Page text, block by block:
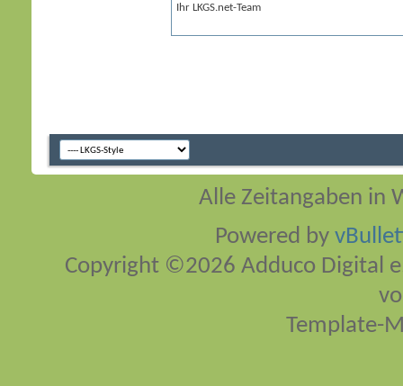
Ihr LKGS.net-Team
Alle Zeitangaben in
Powered by
Copyright ©2026 Adduco Digital
Template-